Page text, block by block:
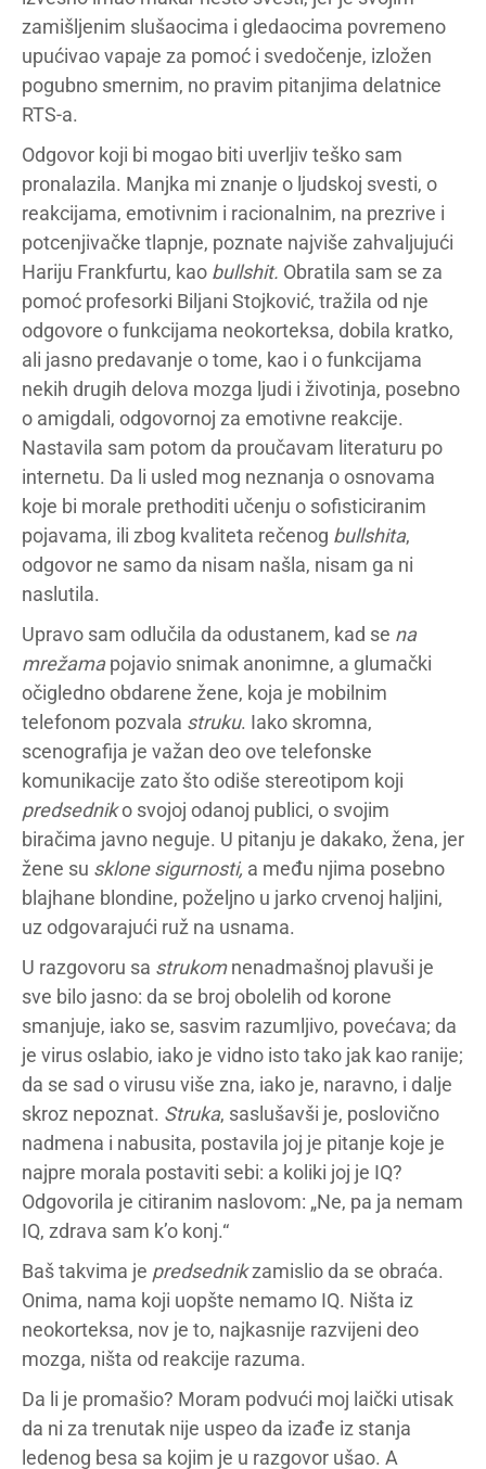
zamišljenim slušaocima i gledaocima povremeno
upućivao vapaje za pomoć i svedočenje, izložen
pogubno smernim, no pravim pitanjima delatnice
RTS-a.
Odgovor koji bi mogao biti uverljiv teško sam
pronalazila. Manjka mi znanje o ljudskoj svesti, o
reakcijama, emotivnim i racionalnim, na prezrive i
potcenjivačke tlapnje, poznate najviše zahvaljujući
Hariju Frankfurtu, kao bullshit. Obratila sam se za
pomoć profesorki Biljani Stojković, tražila od nje
odgovore o funkcijama neokorteksa, dobila kratko,
ali jasno predavanje o tome, kao i o funkcijama
nekih drugih delova mozga ljudi i životinja, posebno
o amigdali, odgovornoj za emotivne reakcije.
Nastavila sam potom da proučavam literaturu po
internetu. Da li usled mog neznanja o osnovama
koje bi morale prethoditi učenju o sofisticiranim
pojavama, ili zbog kvaliteta rečenog bullshita,
odgovor ne samo da nisam našla, nisam ga ni
naslutila.
Upravo sam odlučila da odustanem, kad se na
mrežamapojavio snimak anonimne, a glumački
očigledno obdarene žene, koja je mobilnim
telefonom pozvala struku. Iako skromna,
scenografija je važan deo ove telefonske
komunikacije zato što odiše stereotipom koji
predsedniko svojoj odanoj publici, o svojim
biračima javno neguje. U pitanju je dakako, žena, jer
žene su sklone sigurnosti, a među njima posebno
blajhane blondine, poželjno u jarko crvenoj haljini,
uz odgovarajući ruž na usnama.
U razgovoru sa strukomnenadmašnoj plavuši je
sve bilo jasno: da se broj obolelih od korone
smanjuje, iako se, sasvim razumljivo, povećava; da
je virus oslabio, iako je vidno isto tako jak kao ranije;
da se sad o virusu više zna, iako je, naravno, i dalje
skroz nepoznat. Struka, saslušavši je, poslovično
nadmena i nabusita, postavila joj je pitanje koje je
najpre morala postaviti sebi: a koliki joj je IQ?
Odgovorila je citiranim naslovom: „Ne, pa ja nemam
IQ, zdrava sam k’o konj.“
Baš takvima je predsednikzamislio da se obraća.
Onima, nama koji uopšte nemamo IQ. Ništa iz
neokorteksa, nov je to, najkasnije razvijeni deo
mozga, ništa od reakcije razuma.
Da li je promašio? Moram podvući moj laički utisak
da ni za trenutak nije uspeo da izađe iz stanja
ledenog besa sa kojim je u razgovor ušao. A